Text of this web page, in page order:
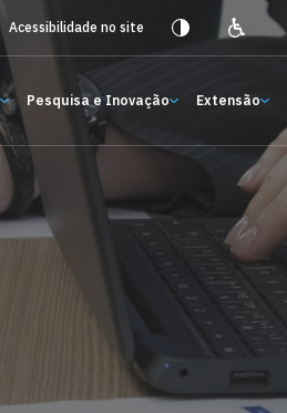
Acessibilidade no site
Pesquisa e Inovação Extensão